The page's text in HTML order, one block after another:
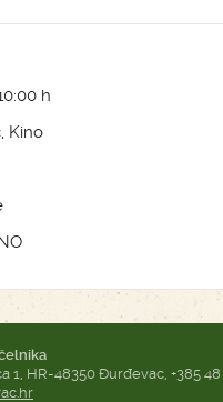
h
Kino
1, HR-48350 Đurđevac, +385 48